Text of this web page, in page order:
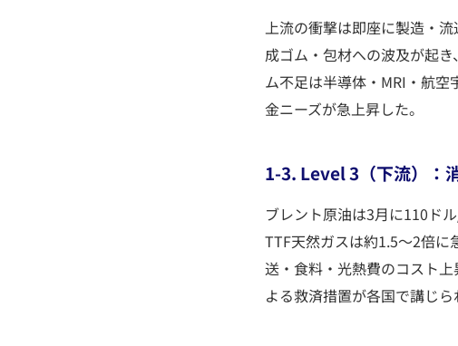
上流の衝撃は即座に製造・
成ゴム・包材への波及が起
ム不足は半導体・MRI・航
金ニーズが急上昇した。
1-3. Level 3（下流）：
ブレント原油は3月に110ド
TTF天然ガスは約1.5〜2倍
送・食料・光熱費のコスト
よる救済措置が各国で講じ